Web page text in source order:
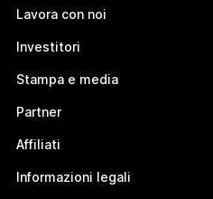
Lavora con noi
Investitori
Stampa e media
Partner
Affiliati
Informazioni legali